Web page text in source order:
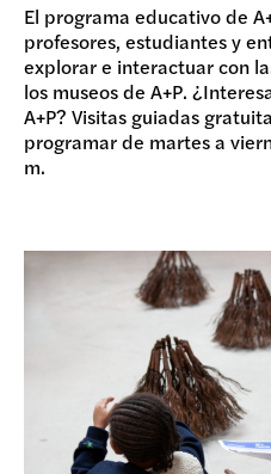
El programa educativo de
profesores, estudiantes y
explorar e interactuar con
los museos de A+P.
A+P? Visitas guiadas
programar de martes a
m.